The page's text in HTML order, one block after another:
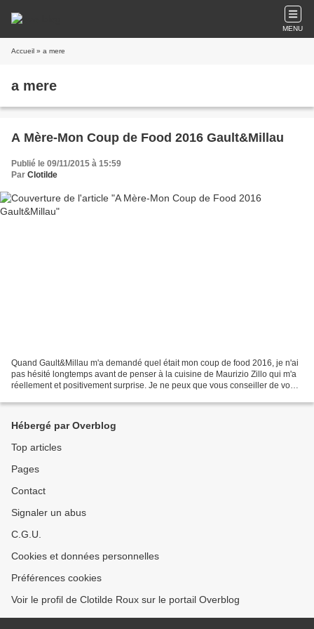
MENU
Accueil » a mere
a mere
A Mère-Mon Coup de Food 2016 Gault&Millau
Publié le 09/11/2015 à 15:59
Par Clotilde
Quand Gault&Millau m'a demandé quel était mon coup de food 2016, je n'ai
pas hésité longtemps avant de penser à la cuisine de Maurizio Zillo qui m'a
réellement et positivement surprise. Je ne peux que vous conseiller de vous
Hébergé par Overblog
Top articles
Pages
Contact
Signaler un abus
C.G.U.
Cookies et données personnelles
Préférences cookies
Voir le profil de Clotilde Roux sur le portail Overblog